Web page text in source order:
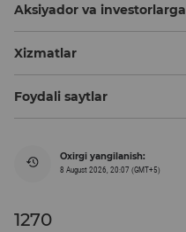
Aksiyador va investorlarga
Xizmatlar
Foydali saytlar
Oxirgi yangilanish:
8 August 2026, 20:07 (GMT+5)
1270